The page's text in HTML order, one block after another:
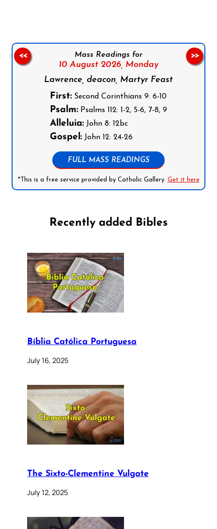
Mass Readings for
10 August 2026, Monday
Lawrence, deacon, Martyr Feast
First: Second Corinthians 9: 6-10
Psalm: Psalms 112: 1-2, 5-6, 7-8, 9
Alleluia: John 8: 12bc
Gospel: John 12: 24-26
FULL MASS READINGS
*This is a free service provided by Catholic Gallery. Get it here
<< >>
Recently added Bibles
Bíblia Católica Portuguesa
July 16, 2025
The Sixto-Clementine Vulgate
July 12, 2025